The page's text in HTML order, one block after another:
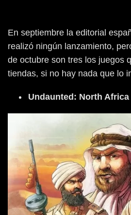
En septiembre la editorial
realizó ningún lanzamiento,
de octubre son tres los juegos
tiendas, si no hay nada que lo
Undaunted: North Africa